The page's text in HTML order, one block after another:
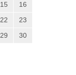
15
16
22
23
29
30